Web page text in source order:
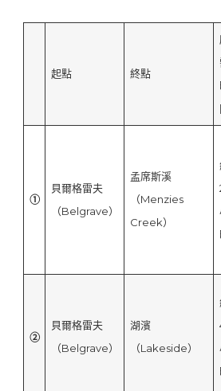
起點 終點
①
貝爾格雷夫
（Belgrave）
孟席斯溪
（Menzies
Creek）
②
貝爾格雷夫
（Belgrave）
湖濱
（Lakeside）